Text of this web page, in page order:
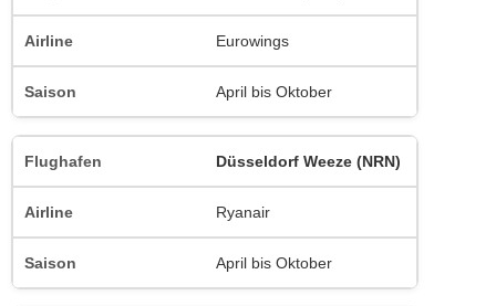
Eurowings
April bis Oktober
Düsseldorf Weeze (NRN)
Ryanair
April bis Oktober